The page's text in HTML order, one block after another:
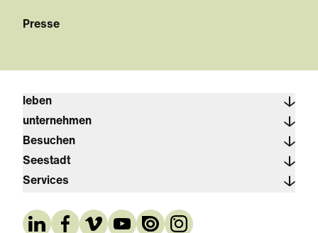
Presse
leben
unternehmen
Besuchen
Seestadt
Services